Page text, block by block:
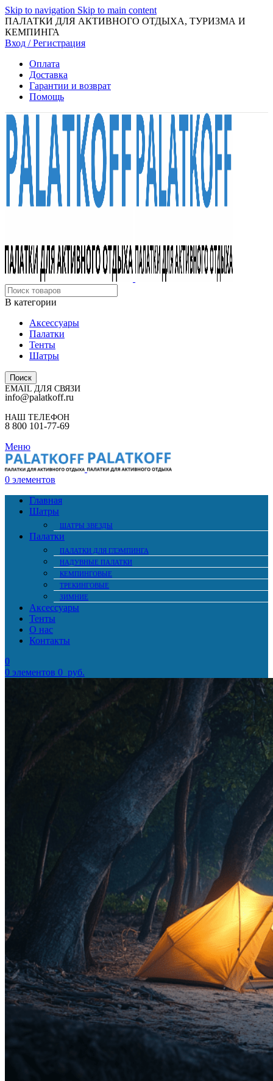
Skip to navigation Skip to main content
ПАЛАТКИ ДЛЯ АКТИВНОГО ОТДЫХА, ТУРИЗМА И
КЕМПИНГА
Вход / Регистрация
Оплата
Доставка
Гарантии и возврат
Помощь
В категории
Аксессуары
Палатки
Тенты
Шатры
Поиск
EMAIL ДЛЯ СВЯЗИ
info@palatkoff.ru
НАШ ТЕЛЕФОН
8 800 101-77-69
Меню
0 элементов
Главная
Шатры
ШАТРЫ ЗВЕЗДЫ
Палатки
ПАЛАТКИ ДЛЯ ГЛЭМПИНГА
НАДУВНЫЕ ПАЛАТКИ
КЕМПИНГОВЫЕ
ТРЕКИНГОВЫЕ
ЗИМНИЕ
Аксессуары
Тенты
О нас
Контакты
0
0 элементов 0 руб.